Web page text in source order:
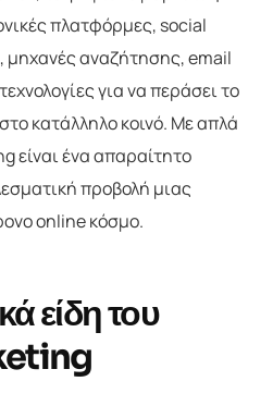
πλατφόρμες, social
μηχανές αναζήτησης, email
για να περάσει το
κατάλληλο κοινό. Με απλά
είναι ένα απαραίτητο
προβολή μιας
online κόσμο.
είδη του